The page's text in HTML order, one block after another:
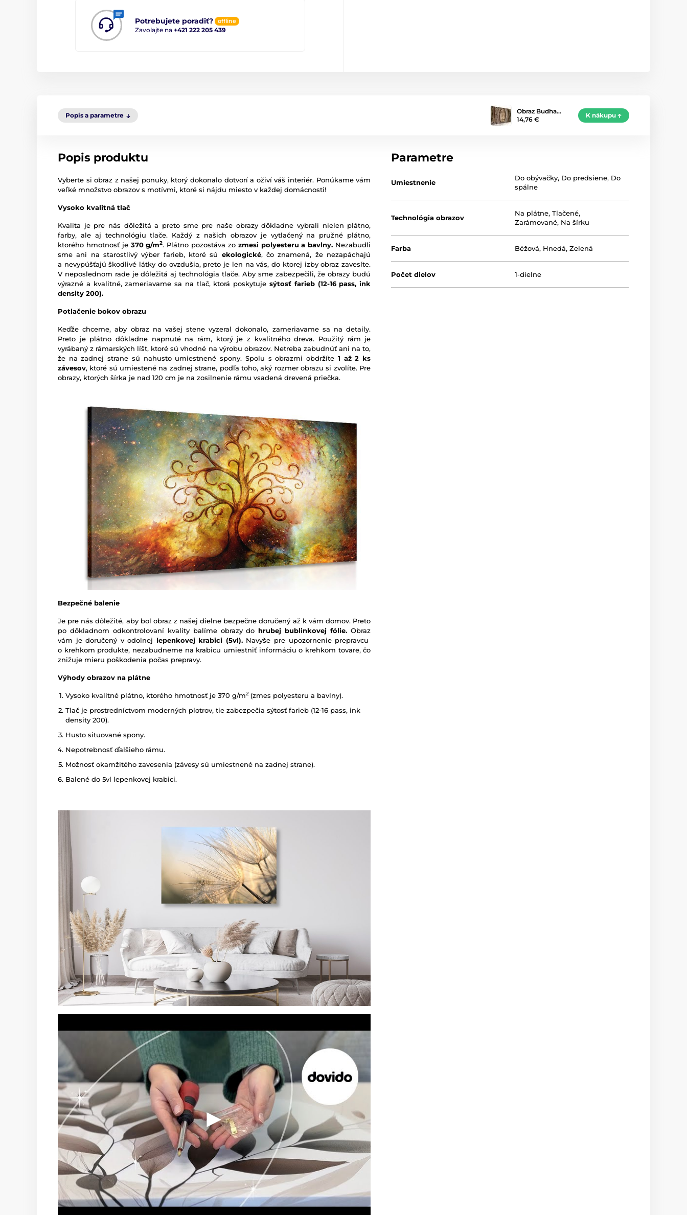
Potrebujete poradiť? offline
Zavolajte na +421 222 205 439
Popis a parametre
Obraz Budha…
14,76 €
K nákupu
Popis produktu
Vyberte si obraz z našej ponuky, ktorý dokonalo dotvorí a oživí váš interiér. Ponúkame vám
veľké množstvo obrazov s motívmi, ktoré si nájdu miesto v každej domácnosti!
Vysoko kvalitná tlač
Kvalita je pre nás dôležitá a preto sme pre naše obrazy dôkladne vybrali nielen plátno,
farby, ale aj technológiu tlače. Každý z našich obrazov je vytlačený na pružné plátno,
ktorého hmotnosť je 370 g/m2. Plátno pozostáva zo zmesi polyesteru a bavlny. Nezabudli
sme ani na starostlivý výber farieb, ktoré sú ekologické, čo znamená, že nezapáchajú
a nevypúšťajú škodlivé látky do ovzdušia, preto je len na vás, do ktorej izby obraz zavesíte.
V neposlednom rade je dôležitá aj technológia tlače. Aby sme zabezpečili, že obrazy budú
výrazné a kvalitné, zameriavame sa na tlač, ktorá poskytujesýtosť farieb (12-16 pass, ink
density 200).
Potlačenie bokov obrazu
Keďže chceme, aby obraz na vašej stene vyzeral dokonalo, zameriavame sa na detaily.
Preto je plátno dôkladne napnuté na rám, ktorý je z kvalitného dreva. Použitý rám je
vyrábaný z rámarských líšt, ktoré sú vhodné na výrobu obrazov. Netreba zabudnúť ani na to,
že na zadnej strane sú nahusto umiestnené spony. Spolu s obrazmi obdržíte 1 až 2 ks
závesov, ktoré sú umiestené na zadnej strane, podľa toho, aký rozmer obrazu si zvolíte. Pre
obrazy, ktorých šírka je nad 120 cm je na zosilnenie rámu vsadená drevená priečka.
Bezpečné balenie
Je pre nás dôležité, aby bol obraz z našej dielne bezpečne doručený až k vám domov. Preto
po dôkladnom odkontrolovaní kvality balíme obrazy do hrubej bublinkovej fólie. Obraz
vám je doručený v odolnej lepenkovej krabici (5vl).Navyše pre upozornenie prepravcu
o krehkom produkte, nezabudneme na krabicu umiestniť informáciu o krehkom tovare, čo
znižuje mieru poškodenia počas prepravy.
Výhody obrazov na plátne
Vysoko kvalitné plátno, ktorého hmotnosť je 370 g/m2 (zmes polyesteru a bavlny).
Tlač je prostredníctvom moderných plotrov, tie zabezpečia sýtosť farieb (12-16 pass, ink
density 200).
Husto situované spony.
Nepotrebnosť ďalšieho rámu.
Možnosť okamžitého zavesenia (závesy sú umiestnené na zadnej strane).
Balené do 5vl lepenkovej krabici.
Parametre
Umiestnenie
Do obývačky, Do predsiene, Do
spálne
Technológia obrazov
Na plátne,Tlačené,
Zarámované, Na šírku
Farba Béžová, Hnedá,Zelená
Počet dielov 1-dielne